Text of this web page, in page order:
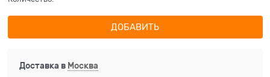
ДОБАВИТЬ
Доставка в Москва